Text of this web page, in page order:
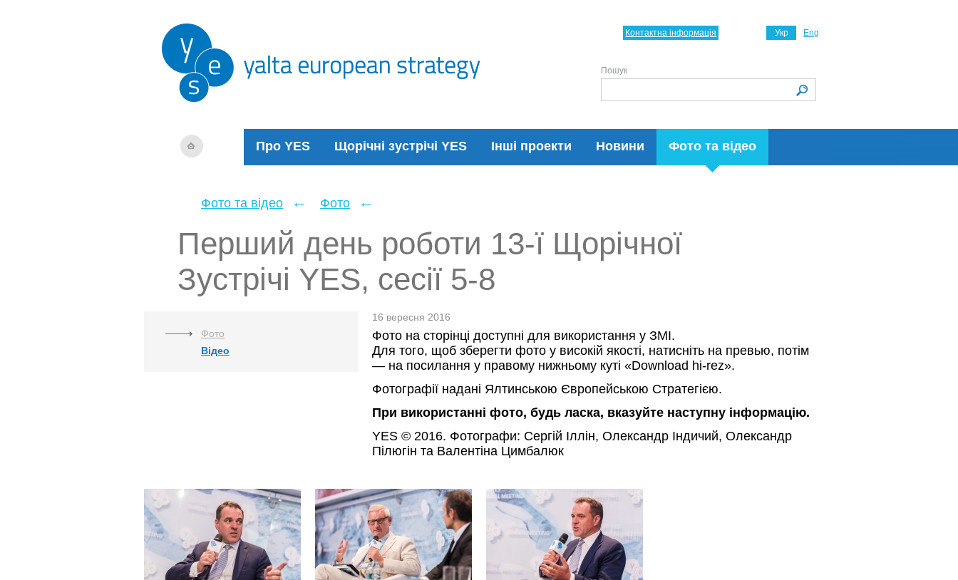
Про YES Щорічні зустрічі YES Інші проекти Новини Фото та відео
Укр Eng
Контактна інформація
Пошук
Фото та відео ← Фото ←
Перший день роботи 13-ї Щорічної
Зустрічі YES, сесії 5-8
Фото
Відео
16 вересня 2016
Фото на сторінці доступні для використання у ЗМІ.
Для того, щоб зберегти фото у високій якості, натисніть на превью, потім
— на посилання у правому нижньому куті «Download hi-rez».
Фотографії надані Ялтинською Європейською Стратегією.
При використанні фото, будь ласка, вказуйте наступну інформацію.
YES © 2016. Фотографи: Сергій Іллін, Олександр Індичий, Олександр
Пілюгін та Валентіна Цимбалюк